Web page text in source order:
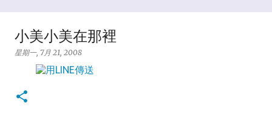
小美小美在那裡
星期一, 7月 21, 2008